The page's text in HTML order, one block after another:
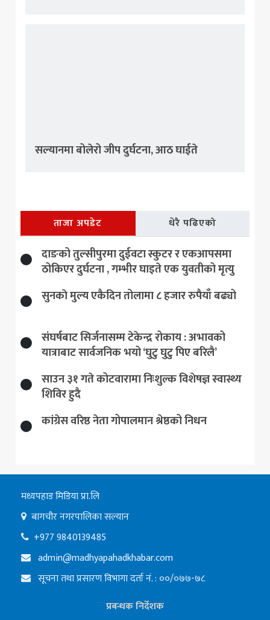
सल्यानमा बोलेरो जीप दुर्घटना, आठ घाईते
ताजा अपडेट धेरै पढिएको
दाङको तुल्सीपुरमा दुईवटा स्कुटर र एकआपसमा
ठोकिएर दुर्घटना , गम्भीर घाइते एक युवतीको मृत्यु
सुनकाे मुल्य एकैदिन तोलामा ८ हजार रुपैयाँ बढ्यो
संघर्षबाट सिर्जनासम्म टेकेन्द्र रोकाय : अभावको
यात्राबाट सार्वजनिक भयो ‘घुटु घुटु पिए बरिलै’
साउन ३१ गते कोटवारामा निःशुल्क विशेषज्ञ स्वास्थ्य
शिविर हुदै
कांग्रेस वरिष्ठ नेता गोपालमान श्रेष्ठको निधन
मध्यपहाड मिडिया प्रा.लि
बागचौर नगरपालिका सल्यान
+977 9840139485
admin@madhyapahadkhabar.com
सूचना तथा प्रसारण विभागा दर्ता नं. : ००/०७७-७८
प्रबन्धक निर्देशक